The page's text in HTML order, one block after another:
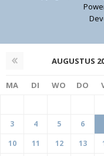
AUGUSTUS
MA DI WO DO
3
4 5 6
10
11 12 13